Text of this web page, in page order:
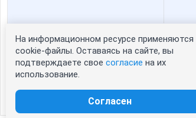
Статистика портрета:
сейчас просматривают портрет - 0
зарегистрированные пользователи
На информационном ресурсе применяются
cookie-файлы. Оставаясь на сайте, вы
подтверждаете свое согласие на их
использование.
Согласен